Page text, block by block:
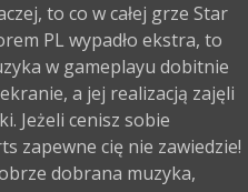
to co w całej grze Star
PL wypadło ekstra, to
w gameplayu dobitnie
a jej realizacją zajęli
Jeżeli cenisz sobie
zapewne cię nie zawiedzie!
dobrana muzyka,